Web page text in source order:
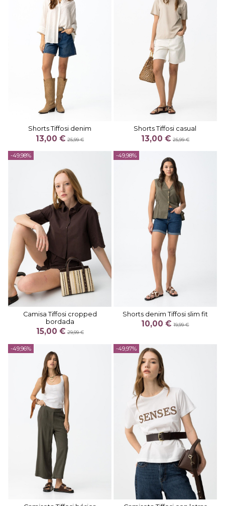
Shorts Tiffosi denim
13,00 €25,99 €
Shorts Tiffosi casual
13,00 € 25,99 €
-49,98%
Camisa Tiffosi cropped
bordada
15,00 €29,99 €
-49,98%
Shorts denim Tiffosi slim fit
10,00 €19,99 €
-49,96% -49,97%